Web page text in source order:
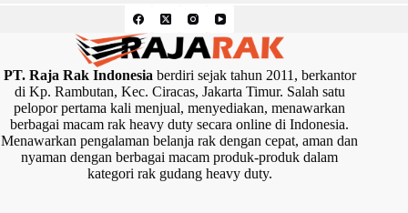
PT. Raja Rak Indonesiaberdiri sejak tahun 2011, berkantor
di Kp. Rambutan, Kec. Ciracas, Jakarta Timur. Salah satu
pelopor pertama kali menjual, menyediakan, menawarkan
berbagai macam rak heavy duty secara online di Indonesia.
Menawarkan pengalaman belanja rak dengan cepat, aman dan
nyaman dengan berbagai macam produk-produk dalam
kategori rak gudang heavy duty.